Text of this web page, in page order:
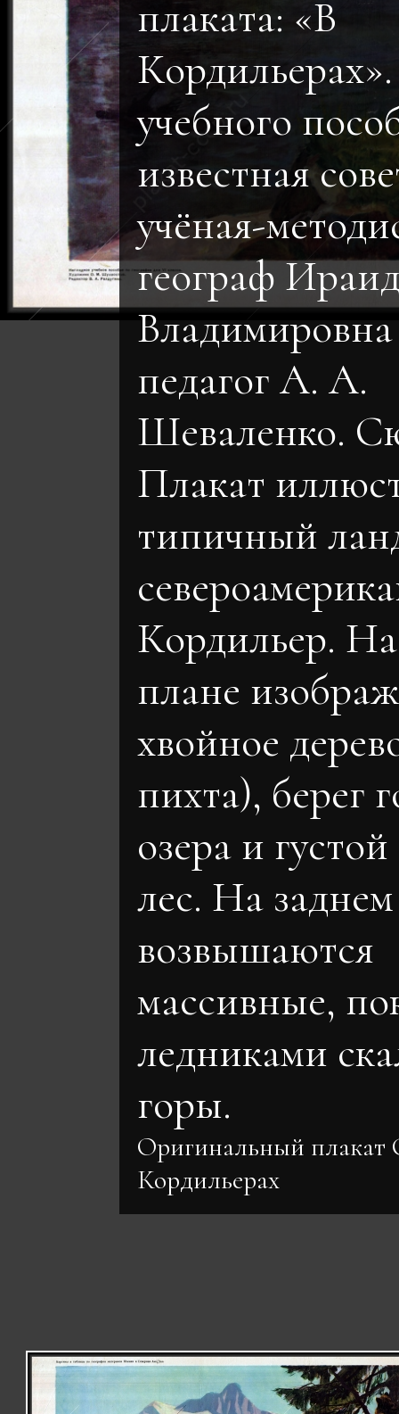
плаката: «В
учебного
известная
учёная-
географ
педагог А. А.
Шеваленко.
Плакат
типичный
Кордильер.
плане
хвойное
пихта), берег
озера и
лес. На
возвышаются
массивные,
ледниками
горы.
Оригинальный
Кордильерах